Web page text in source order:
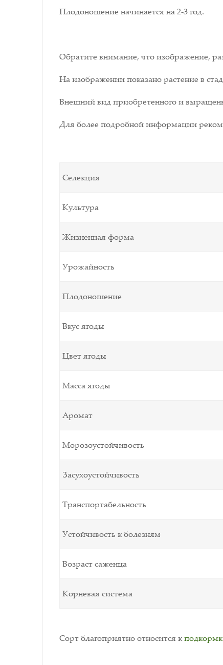
Плодоношение начинается на 2-3 год.
Обратите внимание, что изображение,
На изображении показано растение в
Внешний вид приобретенного и
Для более подробной информации
Селекция
Культура
Жизненная форма
Урожайность
Плодоношение
Вкус ягоды
Цвет ягоды
Масса ягоды
Аромат
Морозоустойчивость
Засухоустойчивость
Транспортабельность
Устойчивость к болезням
Возраст саженца
Корневая система
Сорт благоприятно относится к